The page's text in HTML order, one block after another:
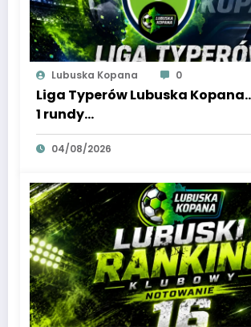
Lubuska Kopana 0
Liga Typerów Lubuska
1 rundy…
04/08/2026